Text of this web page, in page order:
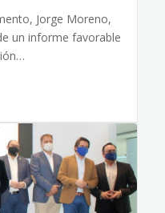
Jorge Moreno,
un informe favorable